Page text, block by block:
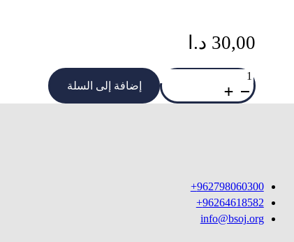
30,00 د.ا
كمية
Proverbs
Hebrew
Bible
إضافة إلى السلة
962798060300+
96264618582+
info@bsoj.org